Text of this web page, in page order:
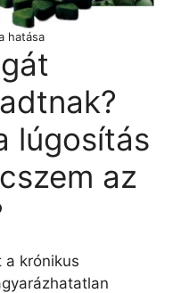
hatása
lúgosítás
az
a krónikus